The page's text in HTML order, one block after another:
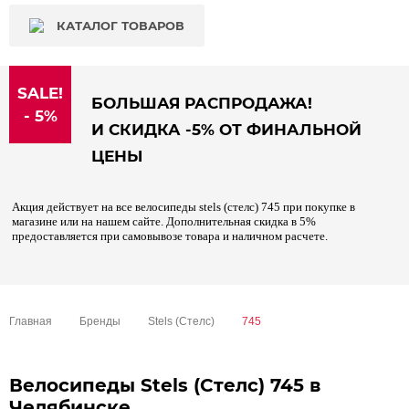
КАТАЛОГ ТОВАРОВ
SALE!
- 5%
БОЛЬШАЯ РАСПРОДАЖА!
И СКИДКА -5% ОТ ФИНАЛЬНОЙ
ЦЕНЫ
Акция действует на все велосипеды stels (стелс) 745 при покупке в
магазине или на нашем сайте. Дополнительная скидка в 5%
предоставляется при самовывозе товара и наличном расчете.
Главная Бренды Stels (Стелс) 745
Велосипеды Stels (Стелс) 745 в